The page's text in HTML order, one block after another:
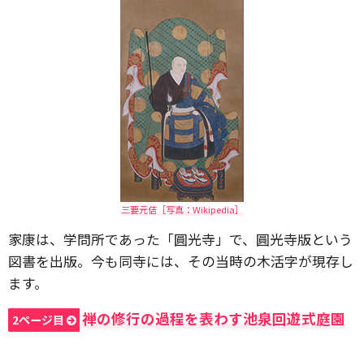
三要元佶［写真：Wikipedia］
家康は、学問所であった「圓光寺」で、圓光寺版という
図書を出版。今も同寺には、その当時の木活字が現存し
ます。
2ページ目 禅の修行の過程を表わす池泉回遊式庭園